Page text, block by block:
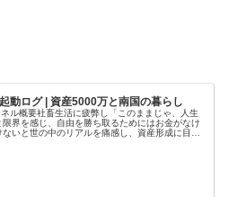
動ログ | 資産5000万と南国の暮らし
ネル概要社畜生活に疲弊し「このままじゃ、人生
限界を感じ、自由を勝ち取るためにはお金がなけ
ないと世の中のリアルを痛感し、資産形成に目覚